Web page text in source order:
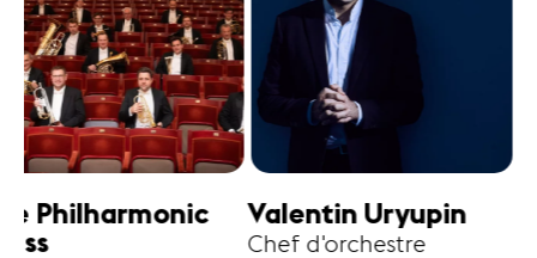
Valentin Uryupin
Chef d'orchestre
Amihai
Alto